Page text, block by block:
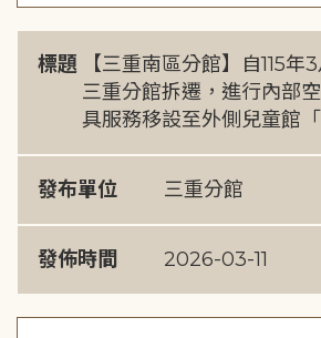
標題
【三重南區分館】自115年
三重分館拆遷，進行內部
具服務移設至外側兒童館「
發布單位 三重分館
發佈時間 2026-03-11